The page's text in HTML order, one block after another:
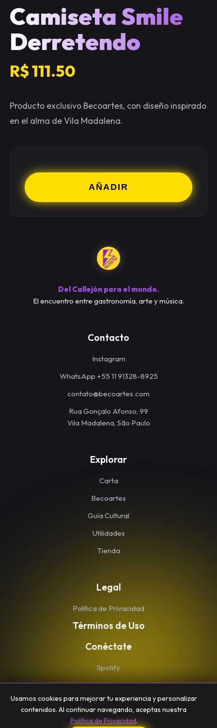
Camiseta Smile
Derretendo
R$ 111.50
Producto exclusivo Becoartes, con diseño inspirado
en el alma de Vila Madalena.
AÑADIR
Del Callejón para el mundo.
El encuentro entre gastronomía, arte y música.
Contacto
Instagram
WhatsApp +55 11 91328-8925
contato@becoartes.com
Rua Gonçalo Afonso, 99
Vila Madalena, São Paulo
Explorar
Carta
Becoartes
Guía Cultural
Utilidades
Tienda
Legal
Política de Privacidad
Términos de Uso
Conéctate
Spotify
YouTube
Usamos cookies para mejorar tu experiencia y personalizar
contenidos. Al continuar navegando, aceptas nuestra
Política de Privacidad.